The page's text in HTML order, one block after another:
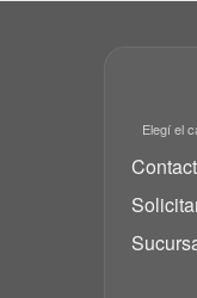
Elegí el